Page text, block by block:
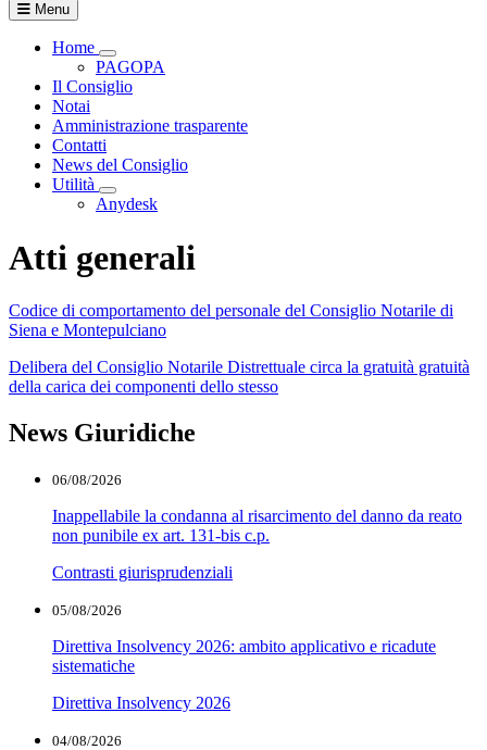
Menu
Home
Visualizza menù di secondo livello
PAGOPA
Il Consiglio
Notai
Amministrazione trasparente
Contatti
News del Consiglio
Utilità
Visualizza menù di secondo livello
Anydesk
Atti generali
Codice di comportamento del personale del Consiglio Notarile di
Siena e Montepulciano
Delibera del Consiglio Notarile Distrettuale circa la gratuità gratuità
della carica dei componenti dello stesso
News Giuridiche
06/08/2026
Inappellabile la condanna al risarcimento del danno da reato
non punibile ex art. 131-bis c.p.
Contrasti giurisprudenziali
05/08/2026
Direttiva Insolvency 2026: ambito applicativo e ricadute
sistematiche
Direttiva Insolvency 2026
04/08/2026